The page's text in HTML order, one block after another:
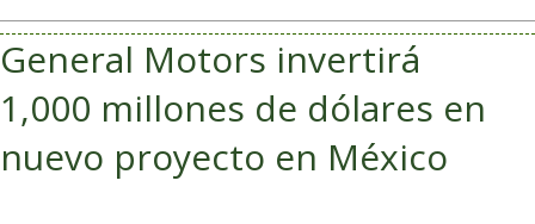
General Motors invertirá
1,000 millones de dólares en
nuevo proyecto en México